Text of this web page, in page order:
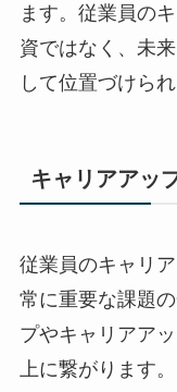
ます。従業員の
資ではなく、未
して位置づけら
キャリアアッ
従業員のキャリ
常に重要な課題
プやキャリアア
上に繋がります